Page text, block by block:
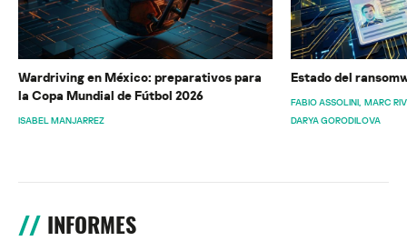
Wardriving en México: preparativos para
la Copa Mundial de Fútbol 2026
ISABEL MANJARREZ
Estado del
FABIO ASSOLINI MARC
DARYA GORODILOVA
INFORMES